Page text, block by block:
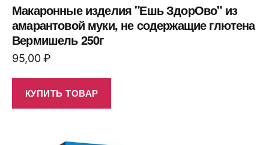
Макаронные изделия "Ешь ЗдорОво" из
амарантовой муки, не содержащие глютена
Вермишель 250г
95,00₽
КУПИТЬ ТОВАР